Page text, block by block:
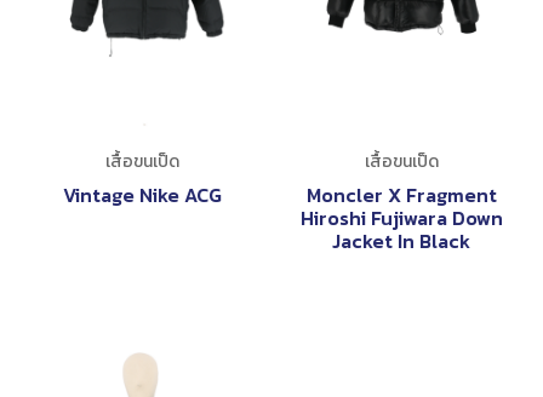
เสื้อขนเป็ด
Vintage Nike ACG
เสื้อขนเป็ด
Moncler X Fragment
Hiroshi Fujiwara Down
Jacket In Black